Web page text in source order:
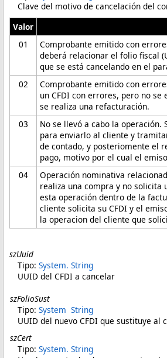
Clave del motivo de cancelación del
Valor
01
Comprobante emitido con
deberá relacionar el folio fiscal
que se está cancelando en el
02
Comprobante emitido con
un CFDI con errores, pero no
se realiza una refacturación.
03
No se llevó a cabo la operación.
para enviarlo al cliente y
de contado, y posteriomente el
pago, motivo por el cual el
04
Operación nominativa
realiza una compra y no solicita
esta operación dentro de la
cliente solicita su CFDI y el
la operacion del cliente que
szUuid
Tipo: System. String
UUID del CFDI a cancelar
szFolioSust
Tipo: System String
UUID del nuevo CFDI que sustituye
szCert
Tipo: System. String